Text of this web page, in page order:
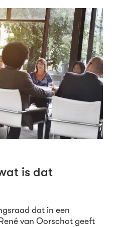
is dat
dat in een
van Oorschot geeft